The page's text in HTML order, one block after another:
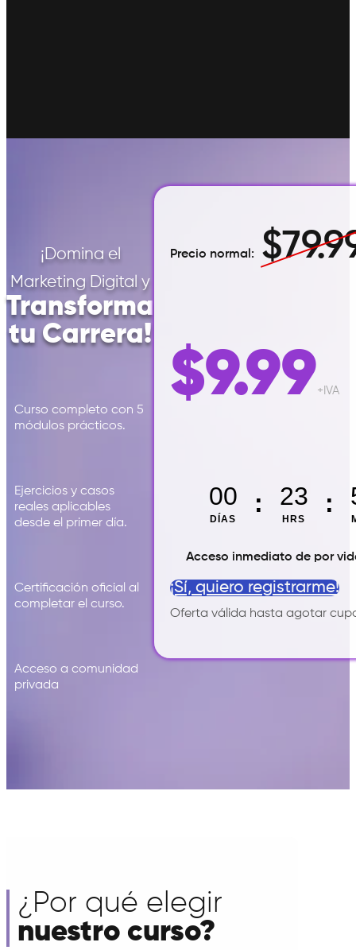
¡Domina el
Marketing Digital y
Transforma
tu Carrera!
Curso completo con 5
módulos prácticos.
Ejercicios y casos
reales aplicables
desde el primer día.
Certificación oficial al
completar el curso.
Acceso a comunidad
privada
Precio normal:
$9.99+IVA
00
DÍAS
: 23
HRS
:
Acceso inmediato de por
¡Sí, quiero registrarme!
Oferta válida hasta agotar
¿Por qué elegir
nuestro curso?